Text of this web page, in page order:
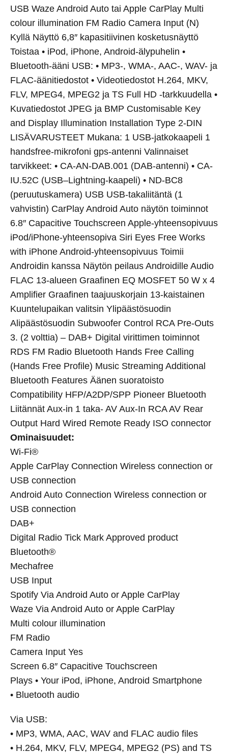
USB Waze Android Auto tai Apple CarPlay Multi
colour illumination FM Radio Camera Input (N)
Kyllä Näyttö 6,8″ kapasitiivinen kosketusnäyttö
Toistaa • iPod, iPhone, Android-älypuhelin •
Bluetooth-ääni USB: • MP3-, WMA-, AAC-, WAV- ja
FLAC-äänitiedostot • Videotiedostot H.264, MKV,
FLV, MPEG4, MPEG2 ja TS Full HD -tarkkuudella •
Kuvatiedostot JPEG ja BMP Customisable Key
and Display Illumination Installation Type 2-DIN
LISÄVARUSTEET Mukana: 1 USB-jatkokaapeli 1
handsfree-mikrofoni gps-antenni Valinnaiset
tarvikkeet: • CA-AN-DAB.001 (DAB-antenni) • CA-
IU.52C (USB–Lightning-kaapeli) • ND-BC8
(peruutuskamera) USB USB-takaliitäntä (1
vahvistin) CarPlay Android Auto näytön toiminnot
6.8″ Capacitive Touchscreen Apple-yhteensopivuus
iPod/iPhone-yhteensopiva Siri Eyes Free Works
with iPhone Android-yhteensopivuus Toimii
Androidin kanssa Näytön peilaus Androidille Audio
FLAC 13-alueen Graafinen EQ MOSFET 50 W x 4
Amplifier Graafinen taajuuskorjain 13-kaistainen
Kuuntelupaikan valitsin Ylipäästösuodin
Alipäästösuodin Subwoofer Control RCA Pre-Outs
3. (2 volttia) – DAB+ Digital virittimen toiminnot
RDS FM Radio Bluetooth Hands Free Calling
(Hands Free Profile) Music Streaming Additional
Bluetooth Features Äänen suoratoisto
Compatibility HFP/A2DP/SPP Pioneer Bluetooth
Liitännät Aux-in 1 taka- AV Aux-In RCA AV Rear
Output Hard Wired Remote Ready ISO connector
Ominaisuudet:
Wi-Fi®
Apple CarPlay Connection Wireless connection or
USB connection
Android Auto Connection Wireless connection or
USB connection
DAB+
Digital Radio Tick Mark Approved product
Bluetooth®
Mechafree
USB Input
Spotify Via Android Auto or Apple CarPlay
Waze Via Android Auto or Apple CarPlay
Multi colour illumination
FM Radio
Camera Input Yes
Screen 6.8″ Capacitive Touchscreen
Plays • Your iPod, iPhone, Android Smartphone
• Bluetooth audio
Via USB:
• MP3, WMA, AAC, WAV and FLAC audio files
• H.264, MKV, FLV, MPEG4, MPEG2 (PS) and TS